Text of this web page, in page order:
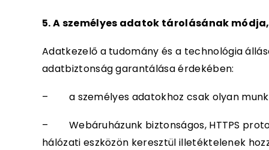
5. A személyes adatok tárolásának
Adatkezelő a tudomány és a technológia
adatbiztonság garantálása érdekében:
– a személyes adatokhoz csak olyan
– Webáruházunk biztonságos, HTTPS
hálózati eszközön keresztül illetéktelenek